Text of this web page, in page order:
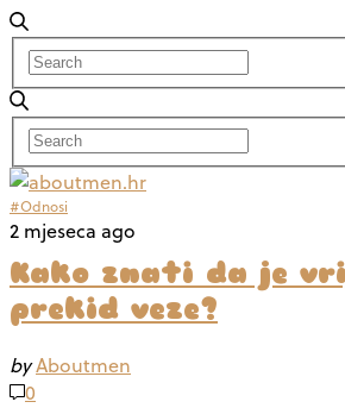
#Odnosi
2 mjeseca ago
Kako znati da je
prekid veze?
byAboutmen
0